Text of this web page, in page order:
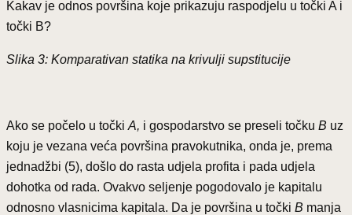
Kakav je odnos površina koje prikazuju raspodjelu u točki A i
točki B?
Slika 3: Komparativan statika na krivulji supstitucije
Ako se počelo u točki A, i gospodarstvo se preseli točku B uz
koju je vezana veća površina pravokutnika, onda je, prema
jednadžbi (5), došlo do rasta udjela profita i pada udjela
dohotka od rada. Ovakvo seljenje pogodovalo je kapitalu
odnosno vlasnicima kapitala. Da je površina u točki B manja